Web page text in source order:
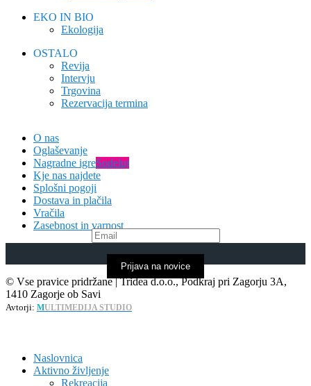
EKO IN BIO
Ekologija
OSTALO
Revija
Intervju
Trgovina
Rezervacija termina
O nas
Oglaševanje
Nagradne igreSodeluj
Kje nas najdete
Splošni pogoji
Dostava in plačila
Vračila
Zasebnost in varnost
Prijava na novice
© Vse pravice pridržane | Tridea d.o.o., Podkraj pri Zagorju 3A,
1410 Zagorje ob Savi
Avtorji: MULTIMEDIJA STUDIO
Naslovnica
Aktivno življenje
Rekreacija